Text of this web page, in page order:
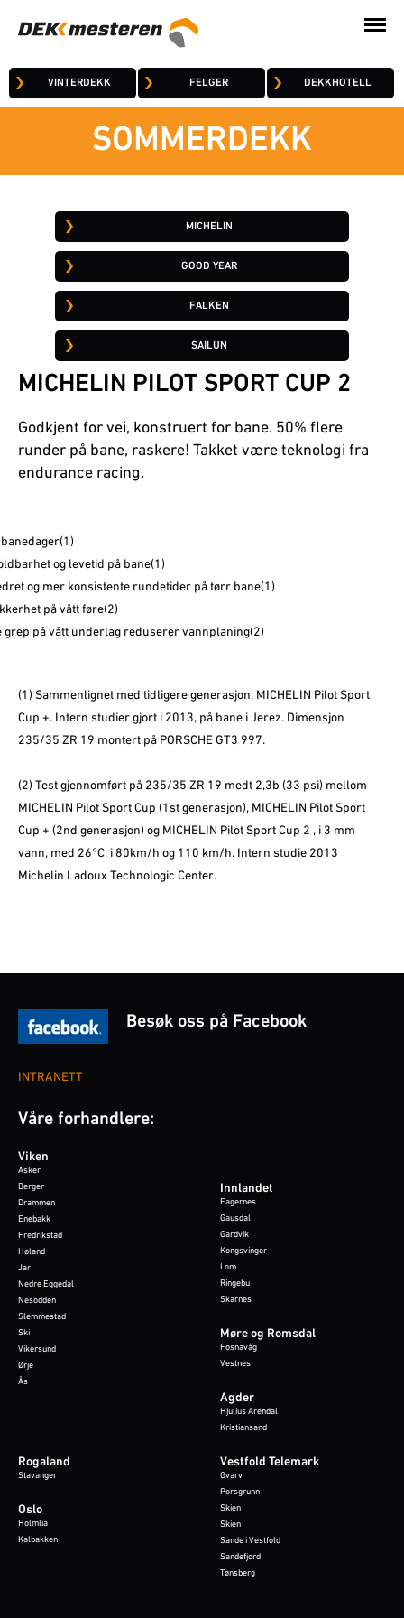
VINTERDEKK FELGER DEKKHOTELL
SOMMERDEKK
MICHELIN
GOOD YEAR
FALKEN
SAILUN
MICHELIN PILOT SPORT CUP 2
Godkjent for vei, konstruert for bane. 50% flere
runder på bane, raskere! Takket være teknologi fra
endurance racing.
og levetid på bane(1)
og mer konsistente rundetider på tørr bane(1)
på vått føre(2)
grep på vått underlag reduserer vannplaning(2)
(1) Sammenlignet med tidligere generasjon, MICHELIN Pilot Sport
Cup +. Intern studier gjort i 2013, på bane i Jerez. Dimensjon
235/35 ZR 19 montert på PORSCHE GT3 997.
(2) Test gjennomført på 235/35 ZR 19 medt 2,3b (33 psi) mellom
MICHELIN Pilot Sport Cup (1st generasjon), MICHELIN Pilot Sport
Cup + (2nd generasjon) og MICHELIN Pilot Sport Cup 2 , i 3 mm
vann, med 26°C, i 80km/h og 110 km/h. Intern studie 2013
Michelin Ladoux Technologic Center.
INTRANETT
Besøk oss på Facebook
Våre forhandlere:
Viken
Asker
Berger
Drammen
Enebakk
Fredrikstad
Høland
Jar
Nedre Eggedal
Nesodden
Slemmestad
Ski
Vikersund
Ørje
Ås
Innlandet
Fagernes
Gausdal
Gardvik
Kongsvinger
Lom
Ringebu
Skarnes
Møre og Romsdal
Fosnavåg
Vestnes
Agder
Hjulius Arendal
Kristiansand
Rogaland
Stavanger
Oslo
Holmlia
Kalbakken
Vestfold Telemark
Gvarv
Porsgrunn
Skien
Skien
Sande i Vestfold
Sandefjord
Tønsberg